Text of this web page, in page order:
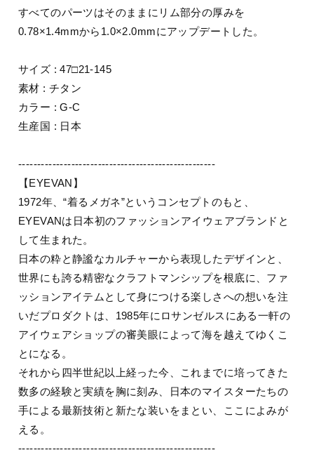
すべてのパーツはそのままにリム部分の厚みを
0.78×1.4mmから1.0×2.0mmにアップデートした。
サイズ : 47□21-145
素材 : チタン
カラー : G-C
生産国 : 日本
----------------------------------------------------
【EYEVAN】
1972年、“着るメガネ”というコンセプトのもと、
EYEVANは日本初のファッションアイウェアブランドと
して生まれた。
日本の粋と静謐なカルチャーから表現したデザインと、
世界にも誇る精密なクラフトマンシップを根底に、ファ
ッションアイテムとして身につける楽しさへの想いを注
いだプロダクトは、1985年にロサンゼルスにある一軒の
アイウェアショップの審美眼によって海を越えてゆくこ
とになる。
それから四半世紀以上経った今、これまでに培ってきた
数多の経験と実績を胸に刻み、日本のマイスターたちの
手による最新技術と新たな装いをまとい、ここによみが
える。
----------------------------------------------------